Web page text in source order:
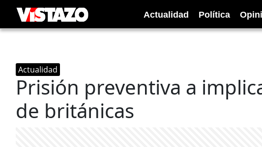
Actualidad Política
Actualidad
Prisión preventiva a
de británicas